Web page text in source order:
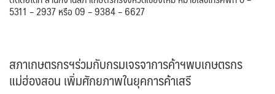
5311 – 2937 หรือ 09 – 9384 – 6627
สภาเกษตรกรฯร่วมกับกรมเจรจาการค้าฯพบเกษตรกร
แม่ฮ่องสอน เพิ่มศักยภาพในยุคการค้าเสรี